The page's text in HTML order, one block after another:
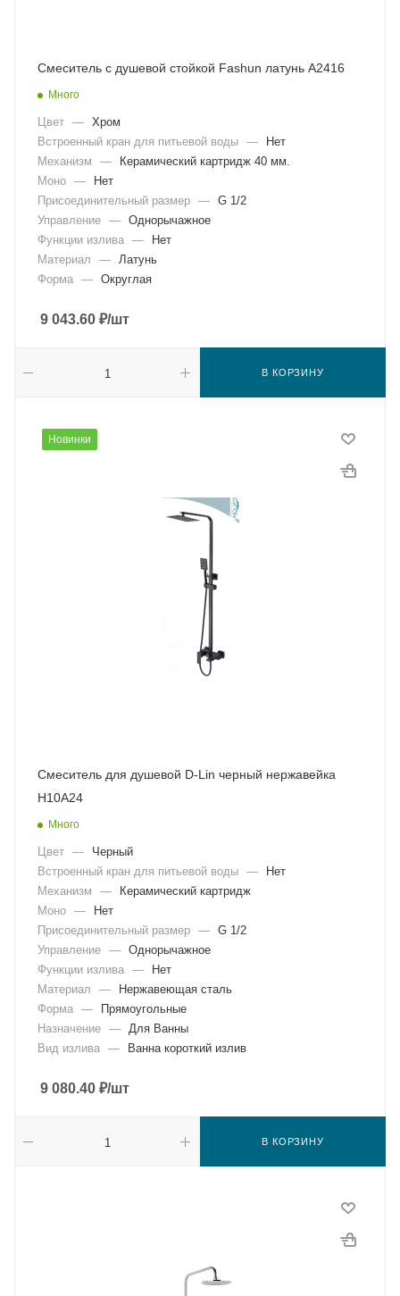
Смеситель с душевой стойкой Fashun латунь A2416
Много
Цвет — Хром
Встроенный кран для питьевой воды —
Нет
Механизм
—
Керамический картридж 40 мм.
Моно —
Нет
Присоединительный размер — G 1/2
Управление — Однорычажное
Функции излива —
Нет
Материал
— Латунь
Форма — Округлая
9 043.60 ₽/шт
В КОРЗИНУ
Новинки
Смеситель для душевой D-Lin черный нержавейка
H10A24
Много
Цвет —
Черный
Встроенный кран для питьевой воды —
Нет
Механизм
—
Керамический картридж
Моно —
Нет
Присоединительный размер — G 1/2
Управление — Однорычажное
Функции излива —
Нет
Материал
—
Нержавеющая сталь
Форма —
Прямоугольные
Назначение — Для Ванны
Вид излива — Ванна короткий излив
9 080.40 ₽/шт
В КОРЗИНУ